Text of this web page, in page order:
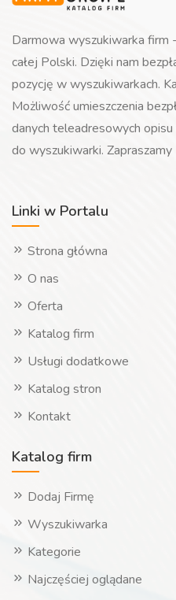
Darmowa wyszukiwarka firm
całej Polski. Dzięki nam
pozycję w wyszukiwarkach.
Możliwość umieszczenia
danych teleadresowych
do wyszukiwarki. Zapraszamy
Linki w Portalu
Strona główna
O nas
Oferta
Katalog firm
Usługi dodatkowe
Katalog stron
Kontakt
Katalog firm
Dodaj Firmę
Wyszukiwarka
Kategorie
Najczęściej oglądane